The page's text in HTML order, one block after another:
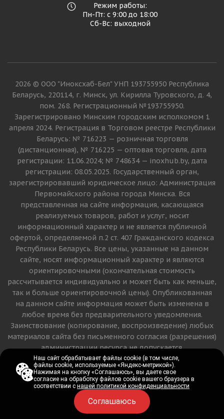
Режим работы:
Пн-Пт: с 9:00 до 18:00
Сб-Вс: выходной
2026 © ООО "Иноксхаб-Бел" УНП 193755950 Республика
Беларусь, 220114, г. Минск, ул. Кирилла Туровского, д. 4,
пом. 268. Регистрационный №193755950.
Зарегистрировано Минским городским исполкомом 1
апреля 2024. Регистрация в Торговом реестре Республики
Беларусь: № 716223 — розничная торговля
(дистанционная), № 716225 — оптовая торговля, дата
регистрации: 11.06.2024; № 748634 — inoxhub.by, дата
регистрации: 08.05.2025. Государственный орган,
зарегистрировавший юридическое лицо: Администрация
Первомайского района города Минска. Вся
представленная на сайте информация, касающаяся
реализуемых товаров, работ и услуг, носит
информационный характер и не является публичной
офертой, определяемой п.2 ст. 407 Гражданского кодекса
Республики Беларусь. Все цены, указанные на данном
сайте, носят информационный характер и являются
ориентировочными (окончательная стоимость
рассчитывается индивидуально и может быть как меньше,
так и больше ориентировочной цены). Опубликованная
на данном сайте информация может быть изменена в
любое время без предварительного уведомления.
Заимствование (копирование, воспроизведение) любых
материалов сайта без письменного согласия (разрешения)
администрации ресурса не допускается.
Версия для печати
Наш сайт обрабатывает файлы cookie (в том числе,
файлы cookie, используемые «Яндекс-метрикой»).
Нажимая на кнопку «Соглашаюсь», вы даете свое
согласие на обработку файлов cookie вашего браузера в
соответствии снашей политикой конфиденциальности
Соглашаюсь
Наш сайт обрабатывает файлы cookie (в том числе,
файлы cookie, используемые «Яндекс-метрикой»).
Нажимая на кнопку «Соглашаюсь», вы даете свое
согласие на обработку файлов cookie вашего браузера в
соответствии снашей политикой конфиденциальности
Соглашаюсь